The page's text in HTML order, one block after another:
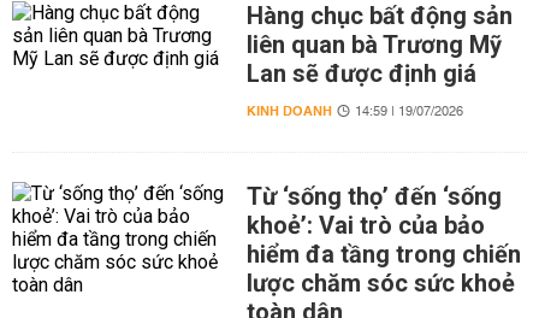
Hàng chục bất động sản
liên quan bà Trương Mỹ
Lan sẽ được định giá
KINH DOANH 14:59 | 19/07/2026
Từ ‘sống thọ’ đến ‘sống
khoẻ’: Vai trò của bảo
hiểm đa tầng trong chiến
lược chăm sóc sức khoẻ
toàn dân